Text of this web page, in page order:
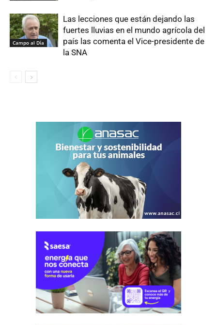
Campo al Día
Las lecciones que están dejando las
fuertes lluvias en el mundo agrícola del
país las comenta el Vice-presidente de
la SNA